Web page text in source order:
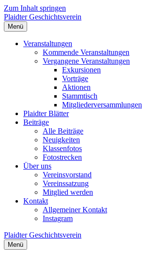
Zum Inhalt springen
Plaidter Geschichtsverein
Menü
Veranstaltungen
Kommende Veranstaltungen
Vergangene Veranstaltungen
Exkursionen
Vorträge
Aktionen
Stammtisch
Mitgliederversammlungen
Plaidter Blätter
Beiträge
Alle Beiträge
Neuigkeiten
Klassenfotos
Fotostrecken
Über uns
Vereinsvorstand
Vereinssatzung
Mitglied werden
Kontakt
Allgemeiner Kontakt
Instagram
Plaidter Geschichtsverein
Menü